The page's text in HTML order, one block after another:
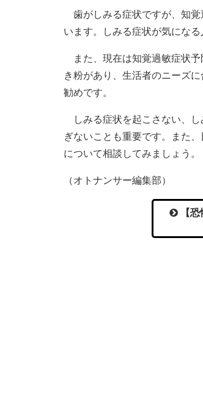
歯がしみる症状ですが、知覚
います。しみる症状が気にな
また、現在は知覚過敏症状予
き粉があり、生活者のニーズ
勧めです。
しみる症状を起こさない、し
ぎないことも重要です。また
について相談してみましょう。
（オトナンサー編集部）
【恐